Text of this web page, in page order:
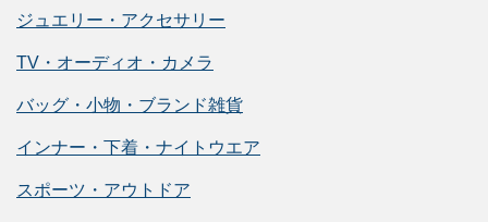
ジュエリー・アクセサリー
TV・オーディオ・カメラ
バッグ・小物・ブランド雑貨
インナー・下着・ナイトウエア
スポーツ・アウトドア